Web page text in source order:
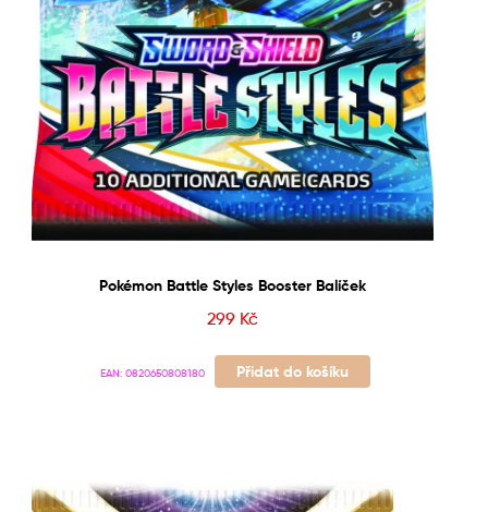
Pokémon Battle Styles Booster Balíček
299 Kč
EAN: 0820650808180 Přidat do košíku